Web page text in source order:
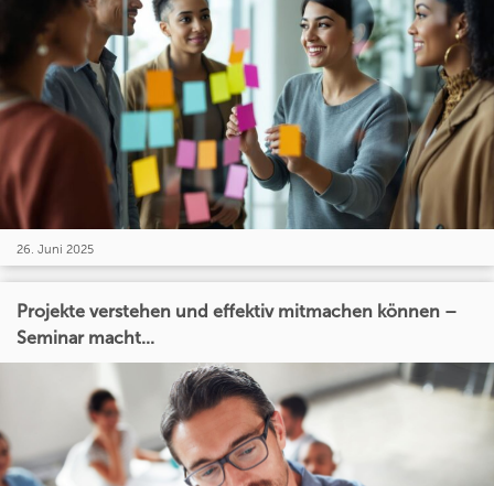
26. Juni 2025
Projekte verstehen und effektiv mitmachen können –
Seminar macht...